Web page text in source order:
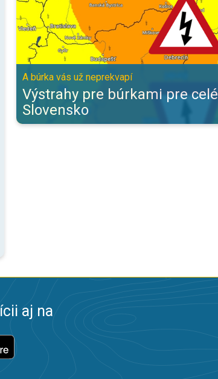
A búrka vás už neprekvapí
Výstrahy pre búrkami pre celé
Slovensko
aj na